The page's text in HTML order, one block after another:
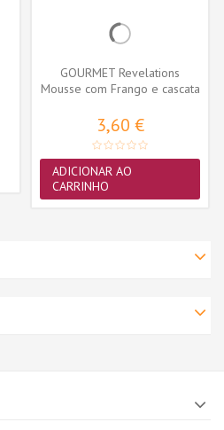
GOURMET Revelations
Mousse com Frango e cascata
3,60 €
ADICIONAR AO
CARRINHO